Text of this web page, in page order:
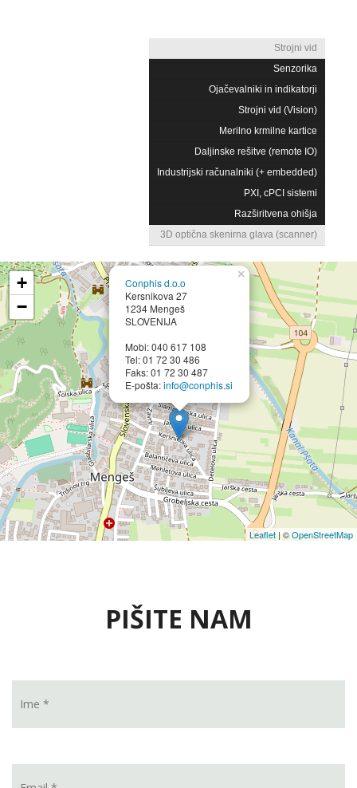
Strojni vid
Senzorika
Ojačevalniki in indikatorji
Strojni vid (Vision)
Merilno krmilne kartice
Daljinske rešitve (remote IO)
Industrijski računalniki (+ embedded)
PXI, cPCI sistemi
Razširitvena ohišja
3D optična skenirna glava (scanner)
Conphis d.o.o
Kersnikova 27
1234 Mengeš
SLOVENIJA
Mobi: 040 617 108
Tel: 01 72 30 486
Faks: 01 72 30 487
E-pošta:info@conphis.si
×
+
−
Leaflet | ©OpenStreetMap
PIŠITE NAM